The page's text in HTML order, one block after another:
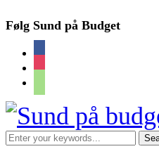
Følg Sund på Budget